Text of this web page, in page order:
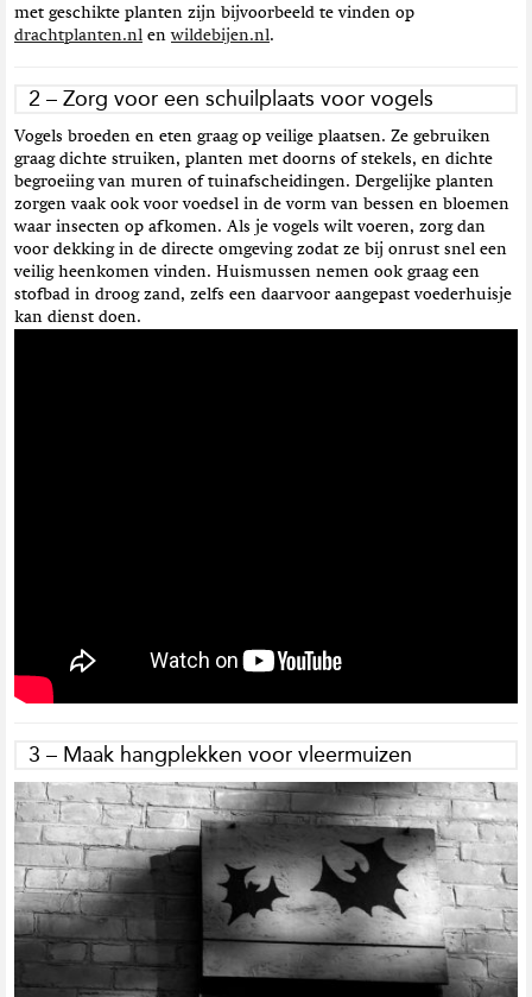
met geschikte planten zijn bijvoorbeeld te vinden op
drachtplanten.nl enwildebijen.nl .
2 – Zorg voor een schuilplaats voor vogels
Vogels broeden en eten graag op veilige plaatsen. Ze gebruiken
graag dichte struiken, planten met doorns of stekels, en dichte
begroeiing van muren of tuinafscheidingen. Dergelijke planten
zorgen vaak ook voor voedsel in de vorm van bessen en bloemen
waar insecten op afkomen. Als je vogels wilt voeren, zorg dan
voor dekking in de directe omgeving zodat ze bij onrust snel een
veilig heenkomen vinden. Huismussen nemen ook graag een
stofbad in droog zand, zelfs een daarvoor aangepast voederhuisje
kan dienst doen.
3 – Maak hangplekken voor vleermuizen